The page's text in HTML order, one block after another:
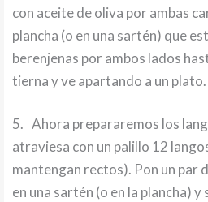
con aceite de oliva por ambas
plancha (o en una sartén) que
berenjenas por ambos lados
tierna y ve apartando a un plato.
5. Ahora prepararemos los
atraviesa con un palillo 12
mantengan rectos). Pon un par
en una sartén (o en la plancha) y